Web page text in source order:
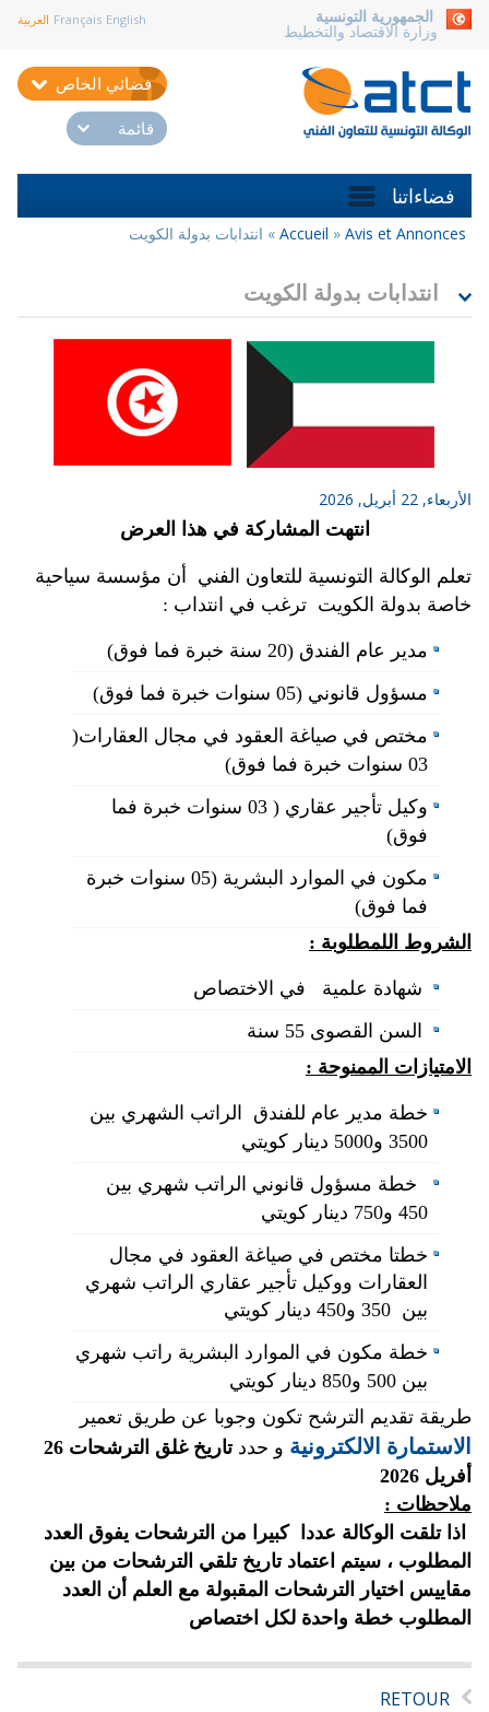
الجمهورية التونسية
وزارة الاقتصاد والتخطيط
Français English العربية
فضائي الخاص
قائمة
فضاءاتنا
أنت
Accueil » Avis et Annonces
» انتدابات بدولة الكويت
انتدابات بدولة الكويت
الأربعاء, 22 أبريل, 2026
انتهت المشاركة في هذا العرض
تعلم الوكالة التونسية للتعاون الفني أن مؤسسة سياحية
خاصة بدولة الكويت ترغب في انتداب :
مدير عام الفندق (20 سنة خبرة فما فوق)
مسؤول قانوني (05 سنوات خبرة فما فوق)
مختص في صياغة العقود في مجال العقارات(
03 سنوات خبرة فما فوق)
وكيل تأجير عقاري ( 03 سنوات خبرة فما
فوق)
مكون في الموارد البشرية (05 سنوات خبرة
فما فوق)
الشروط اللمطلوبة :
شهادة علمية في الاختصاص
السن القصوى 55 سنة
الامتيازات الممنوحة :
خطة مدير عام للفندق الراتب الشهري بين
3500 و5000 دينار كويتي
خطة مسؤول قانوني الراتب شهري بين
450 و750 دينار كويتي
خطتا مختص في صياغة العقود في مجال
العقارات ووكيل تأجير عقاري الراتب شهري
بين 350 و450 دينار كويتي
خطة مكون في الموارد البشرية راتب شهري
بين 500 و850 دينار كويتي
طريقة تقديم الترشح تكون وجوبا عن طريق تعمير
الاستمارة الالكترونية و حددتاريخ غلق الترشحات 26
أفريل 2026
ملاحظات :
اذا تلقت الوكالة عددا كبيرا من الترشحات يفوق العدد
المطلوب ، سيتم اعتماد تاريخ تلقي الترشحات من بين
مقاييس اختيار الترشحات المقبولة مع العلم أن العدد
المطلوب خطة واحدة لكل اختصاص
RETOUR